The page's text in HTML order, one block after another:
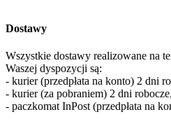
Dostawy
Wszystkie dostawy realizowane na
Waszej dyspozycji są:
- kurier (przedpłata na konto) 2 dni
- kurier (za pobraniem) 2 dni robocze,
- paczkomat InPost (przedpłata na